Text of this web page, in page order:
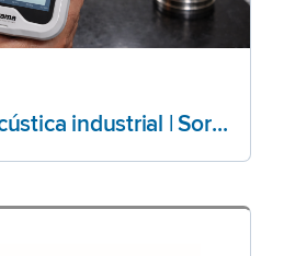
Visualización acústica industrial | Sorama